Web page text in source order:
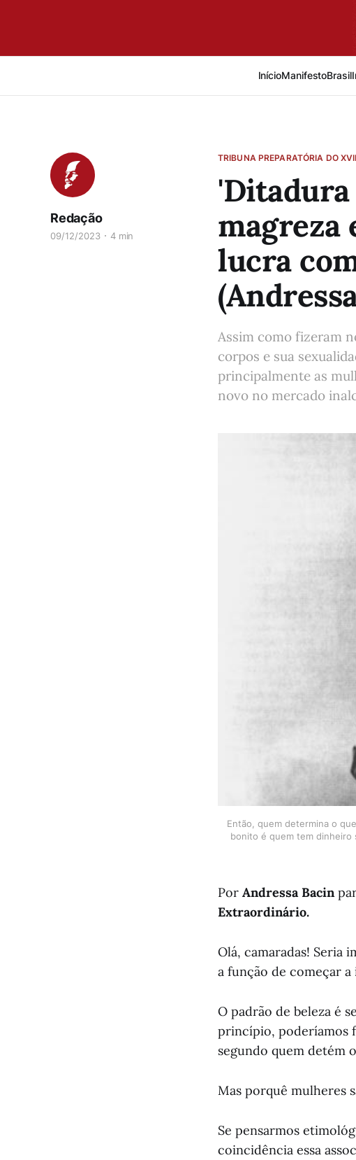
InícioManifestoBrasil
TRIBUNA PREPARATÓRIA DO
magreza
lucra
Redação
09/12/2023 4 min
Assim como fizeram
corpos e sua
principalmente as
novo no mercado
Então, quem determina o
bonito é quem tem dinheiro
Por Andressa Bacin
Extraordinário.
Olá, camaradas! Seria
a função de começar
O padrão de beleza é
princípio, poderíamos
segundo quem detém
Mas porquê mulheres
Se pensarmos
coincidência essa